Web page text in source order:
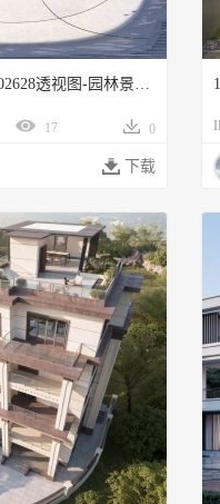
17 0
 下载